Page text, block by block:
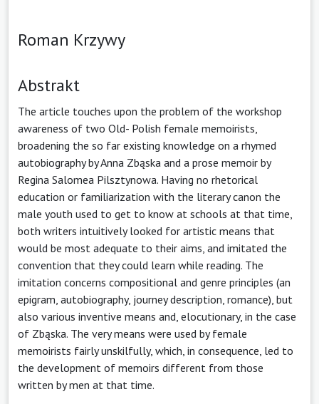
Roman Krzywy
Abstrakt
The article touches upon the problem of the workshop
awareness of two Old- Polish female memoirists,
broadening the so far existing knowledge on a rhymed
autobiography by Anna Zbąska and a prose memoir by
Regina Salomea Pilsztynowa. Having no rhetorical
education or familiarization with the literary canon the
male youth used to get to know at schools at that time,
both writers intuitively looked for artistic means that
would be most adequate to their aims, and imitated the
convention that they could learn while reading. The
imitation concerns compositional and genre principles (an
epigram, autobiography, journey description, romance), but
also various inventive means and, elocutionary, in the case
of Zbąska. The very means were used by female
memoirists fairly unskilfully, which, in consequence, led to
the development of memoirs different from those
written by men at that time.